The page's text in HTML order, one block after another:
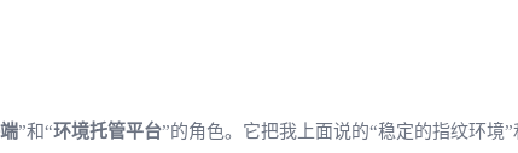
”和“环境托管平台”的角色。它把我上面说的“稳定的指纹环境”